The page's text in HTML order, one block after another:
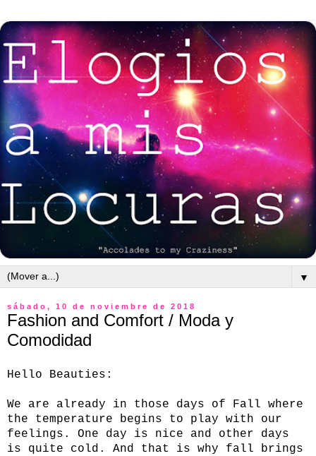
▼
sábado, 10 de noviembre de 2018
Fashion and Comfort / Moda y
Comodidad
Hello Beauties:
We are already in those days of Fall where
the temperature begins to play with our
feelings. One day is nice and other days
is quite cold. And that is why fall brings